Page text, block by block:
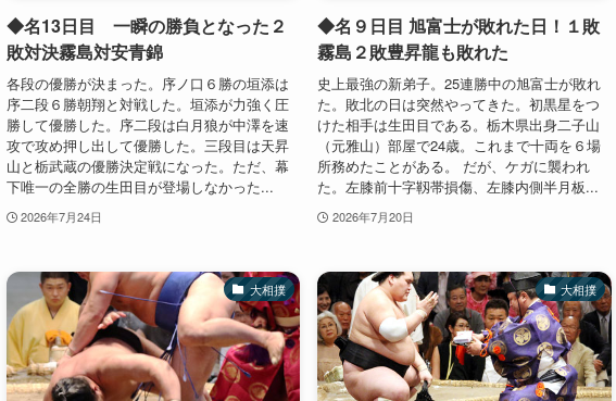
◆名13日目 一瞬の勝負となった２
敗対決霧島対安青錦
各段の優勝が決まった。序ノ口６勝の垣添は
序二段６勝朝翔と対戦した。垣添が力強く圧
勝して優勝した。序二段は白月狼が中澤を速
攻で攻め押し出して優勝した。三段目は天昇
山と栃武蔵の優勝決定戦になった。ただ、幕
下唯一の全勝の生田目が登場しなかった...
2026年7月24日
◆名９日目 旭富士が敗れた日！１敗
霧島２敗豊昇龍も敗れた
史上最強の新弟子。25連勝中の旭富士が敗れ
た。敗北の日は突然やってきた。初黒星をつ
けた相手は生田目である。栃木県出身二子山
（元雅山）部屋で24歳。これまで十両を６場
所務めたことがある。 だが、ケガに襲われ
た。左膝前十字靱帯損傷、左膝内側半月板...
2026年7月20日
大相撲 大相撲